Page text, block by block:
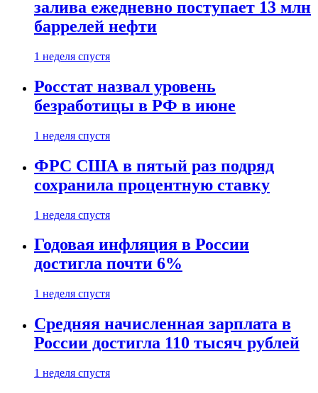
залива ежедневно поступает 13 млн
баррелей нефти
1 неделя спустя
Росстат назвал уровень
безработицы в РФ в июне
1 неделя спустя
ФРС США в пятый раз подряд
сохранила процентную ставку
1 неделя спустя
Годовая инфляция в России
достигла почти 6%
1 неделя спустя
Средняя начисленная зарплата в
России достигла 110 тысяч рублей
1 неделя спустя